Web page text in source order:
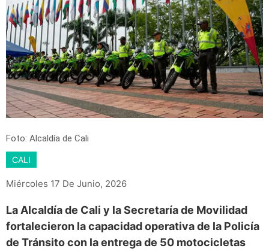
Foto: Alcaldía de Cali
CALI
Miércoles 17 De Junio, 2026
La Alcaldía de Cali y la Secretaría de Movilidad
fortalecieron la capacidad operativa de la Policía
de Tránsito con la entrega de 50 motocicletas